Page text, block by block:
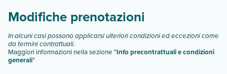
Modifiche prenotazioni
In alcuni casi possono applicarsi ulteriori condizioni ed eccezioni come
da termini contrattuali.
Maggiori informazioni nella sezione "Info precontrattuali e condizioni
generali"